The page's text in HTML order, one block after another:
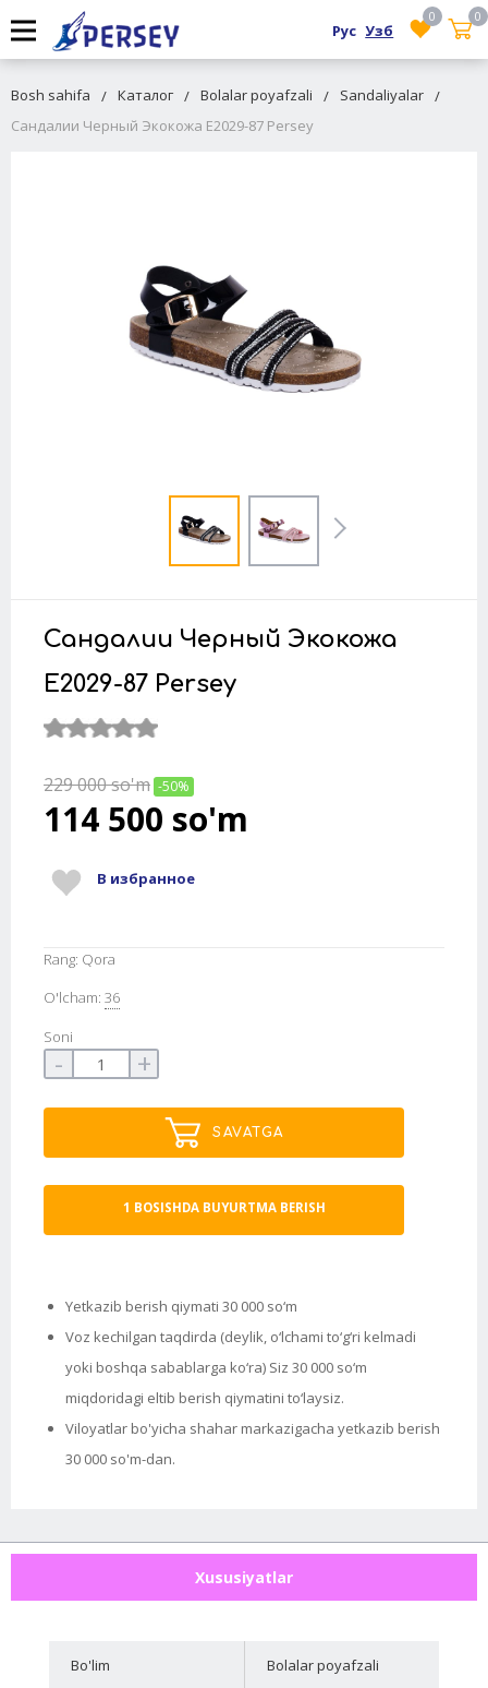
0
0
Рус Узб
Bosh sahifa Каталог Bolalar poyafzali
Sandaliyalar
Сандалии Черный Экокожа E2029-87 Persey
Сандалии Черный Экокожа
E2029-87 Persey
229 000so'm -50%
114 500 so'm
В избранное
Rang: Qora
O'lcham: 36
Soni
- +
SAVATGA
1 BOSISHDA BUYURTMA BERISH
Yetkazib berish qiymati 30 000 so‘m
Voz kechilgan taqdirda (deylik, o‘lchami to‘g‘ri kelmadi
yoki boshqa sabablarga ko‘ra) Siz 30 000 so‘m
miqdoridagi eltib berish qiymatini to‘laysiz.
Viloyatlar bo'yicha shahar markazigacha yetkazib berish
30 000 so'm-dan.
Xususiyatlar
Bo'lim Bolalar poyafzali